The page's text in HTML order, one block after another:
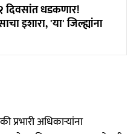
दिवसांत धडकणार!
इशारा, 'या' जिल्ह्यांना
प्रभारी अधिकाऱ्यांना